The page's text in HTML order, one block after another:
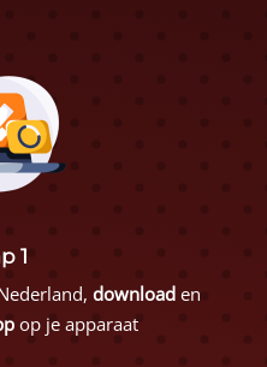
1
download en
op je apparaat